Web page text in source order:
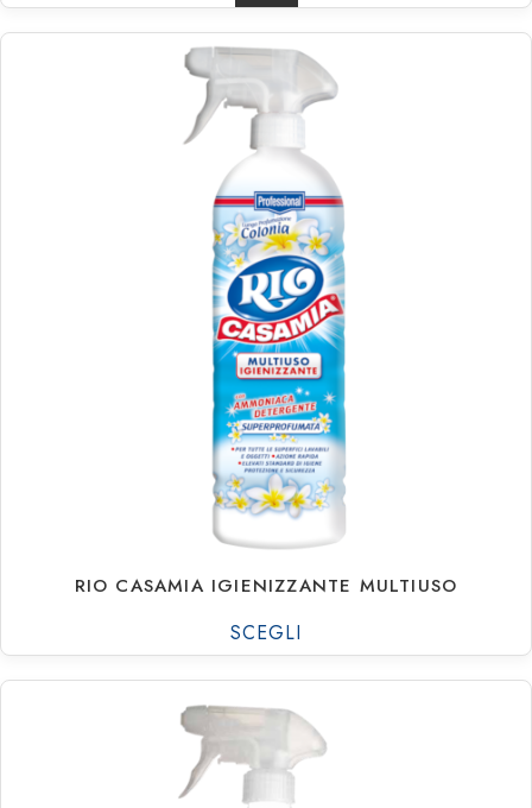
1.37 €18.50
RIO CASAMIA IGIENIZZANTE MULTIUSO
SCEGLI